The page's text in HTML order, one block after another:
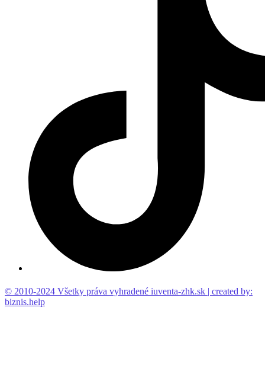
© 2010-2024 Všetky práva vyhradené iuventa-zhk.sk | created by:
biznis.help